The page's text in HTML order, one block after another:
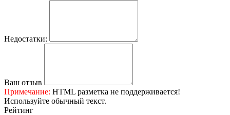
Недостатки:
Ваш отзыв
Примечание: HTML разметка не поддерживается!
Используйте обычный текст.
Рейтинг